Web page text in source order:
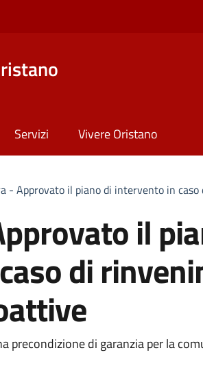
Servizi Vivere Oristano
- Approvato il piano di intervento in
il
di
precondizione di garanzia per la